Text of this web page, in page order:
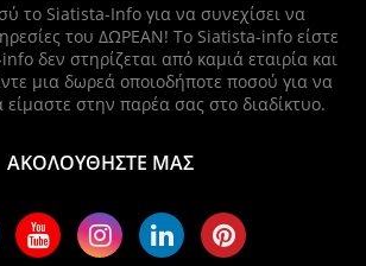
το Siatista-Info για να συνεχίσει να
του ΔΩΡΕΑΝ! Το Siatista-info είστε
δεν στηρίζεται από καμιά εταιρία και
μια δωρεά οποιοδήποτε ποσού για να
στην παρέα σας στο διαδίκτυο.
ΑΚΟΛΟΥΘΗΣΤΕ ΜΑΣ